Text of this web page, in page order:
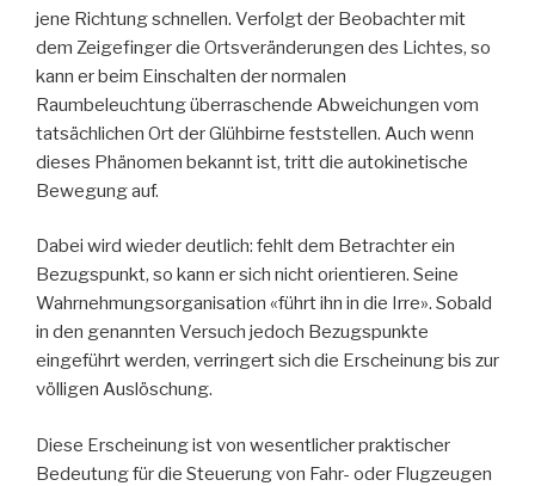
jene Richtung schnellen. Verfolgt der Beobachter mit
dem Zeigefinger die Ortsveränderungen des Lichtes, so
kann er beim Einschalten der normalen
Raumbeleuchtung überraschende Abweichungen vom
tatsächlichen Ort der Glühbirne feststellen. Auch wenn
dieses Phänomen bekannt ist, tritt die autokinetische
Bewegung auf.
Dabei wird wieder deutlich: fehlt dem Betrachter ein
Bezugspunkt, so kann er sich nicht orientieren. Seine
Wahrnehmungsorganisation «führt ihn in die Irre». Sobald
in den genannten Versuch jedoch Bezugspunkte
eingeführt werden, verringert sich die Erscheinung bis zur
völligen Auslöschung.
Diese Erscheinung ist von wesentlicher praktischer
Bedeutung für die Steuerung von Fahr- oder Flugzeugen